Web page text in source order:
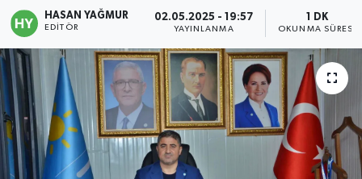
HASAN YAĞMUR
EDITÖR
02.05.2025 - 19:57
YAYINLANMA
1 DK
OKUNMA SÜRESI
Politika
Sağlık
Spor